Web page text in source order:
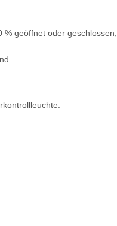
% geöffnet oder geschlossen,